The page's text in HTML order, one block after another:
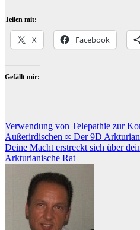
Teilen mit:
X Facebook
Gefällt mir:
Beitragsnavigation
Verwendung von Telepathie zur
Außerirdischen ∞ Der 9D
Deine Macht erstreckt sich über
Arkturianische Rat